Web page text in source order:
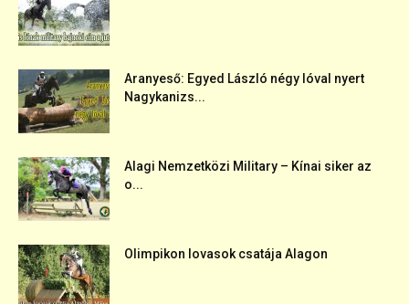
Aranyeső: Egyed László négy lóval nyert
Nagykanizs...
Alagi Nemzetközi Military – Kínai siker az
o...
Olimpikon lovasok csatája Alagon